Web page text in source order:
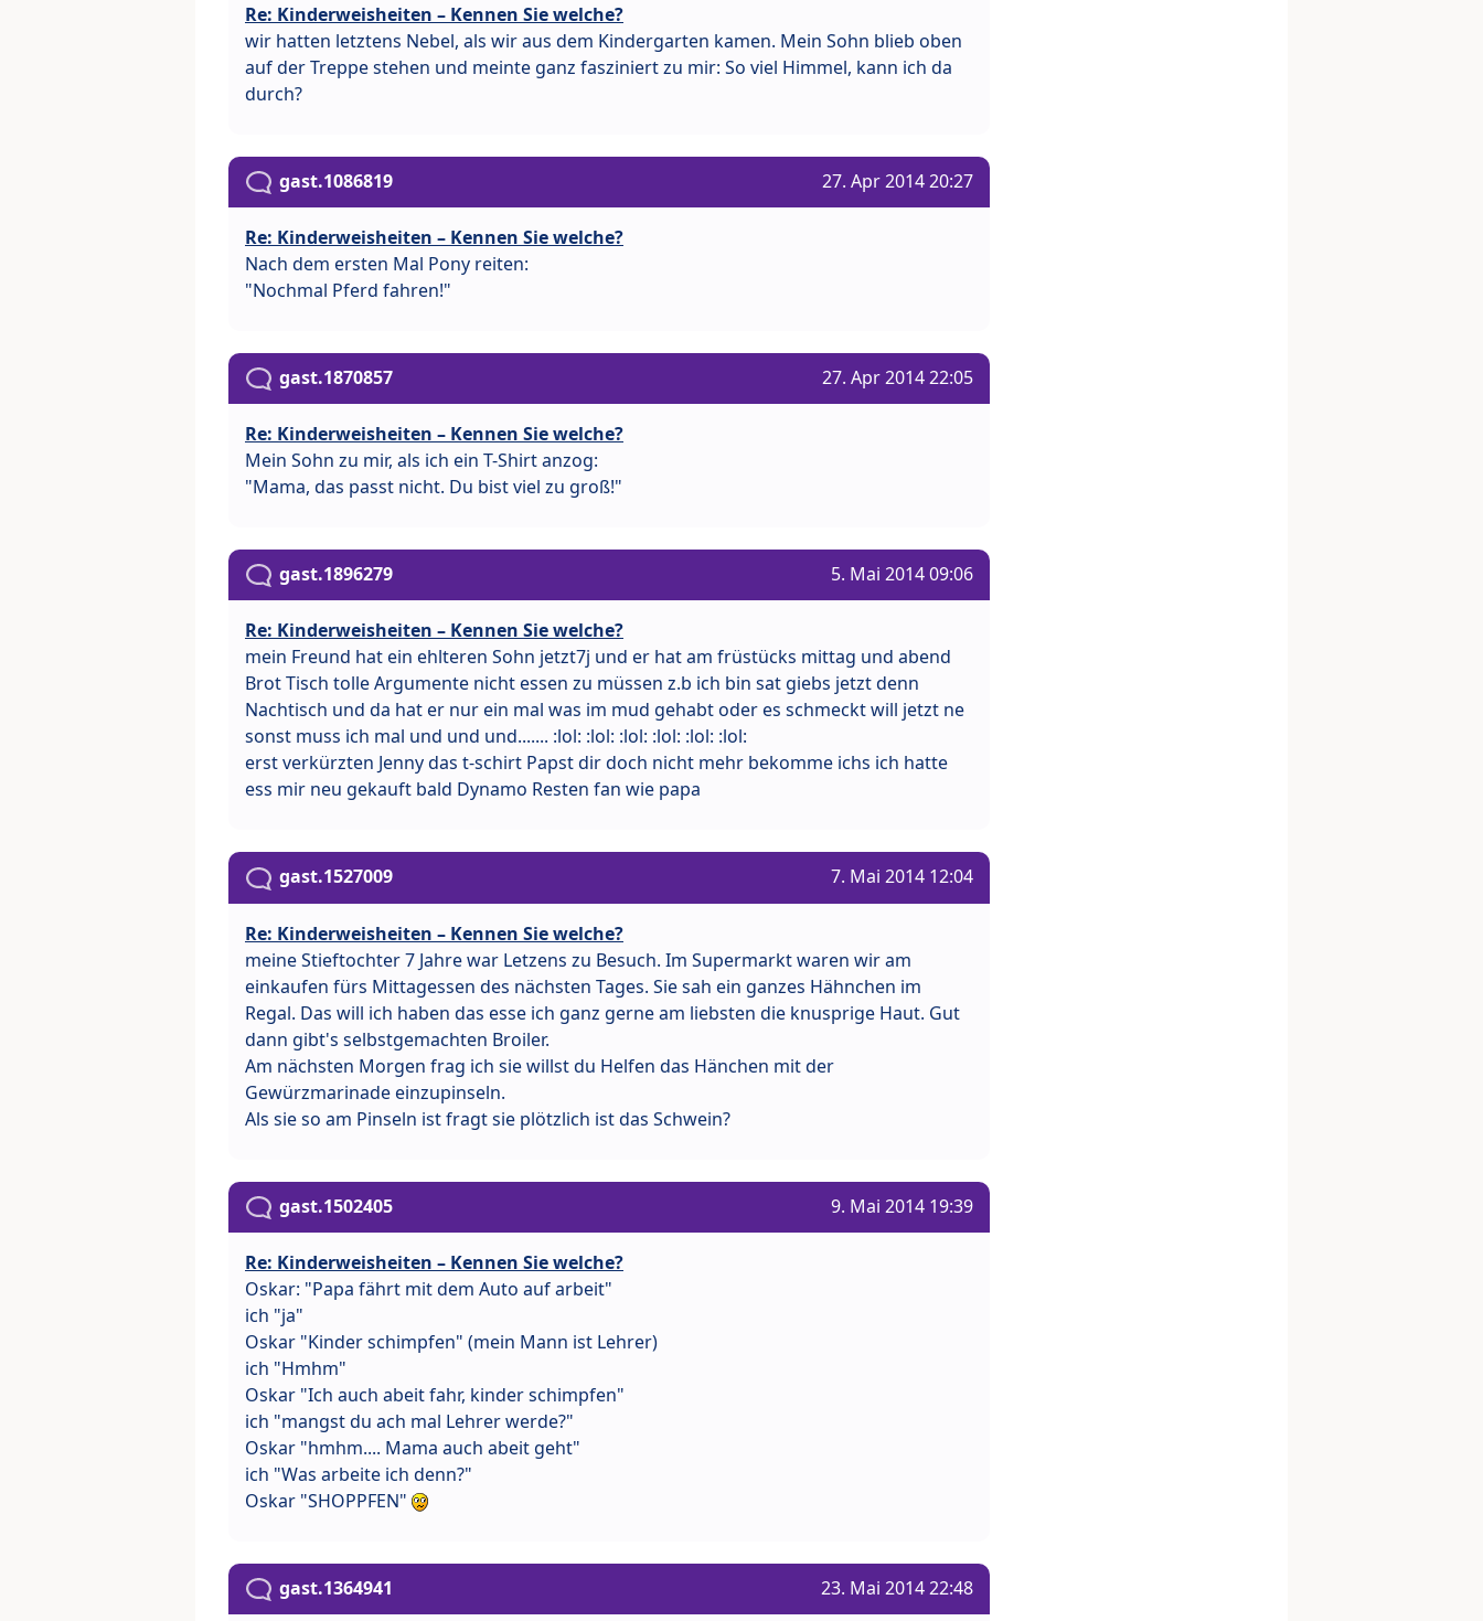
Re: Kinderweisheiten – Kennen Sie welche?
wir hatten letztens Nebel, als wir aus dem Kindergarten kamen. Mein Sohn blieb oben
auf der Treppe stehen und meinte ganz fasziniert zu mir: So viel Himmel, kann ich da
durch?
gast.1086819 27. Apr 2014 20:27
Re: Kinderweisheiten – Kennen Sie welche?
Nach dem ersten Mal Pony reiten:
"Nochmal Pferd fahren!"
gast.1870857 27. Apr 2014 22:05
Re: Kinderweisheiten – Kennen Sie welche?
Mein Sohn zu mir, als ich ein T-Shirt anzog:
"Mama, das passt nicht. Du bist viel zu groß!"
gast.1896279 5. Mai 2014 09:06
Re: Kinderweisheiten – Kennen Sie welche?
mein Freund hat ein ehlteren Sohn jetzt7j und er hat am früstücks mittag und abend
Brot Tisch tolle Argumente nicht essen zu müssen z.b ich bin sat giebs jetzt denn
Nachtisch und da hat er nur ein mal was im mud gehabt oder es schmeckt will jetzt ne
sonst muss ich mal und und und....... :lol: :lol: :lol: :lol: :lol: :lol:
erst verkürzten Jenny das t-schirt Papst dir doch nicht mehr bekomme ichs ich hatte
ess mir neu gekauft bald Dynamo Resten fan wie papa
gast.1527009 7. Mai 2014 12:04
Re: Kinderweisheiten – Kennen Sie welche?
meine Stieftochter 7 Jahre war Letzens zu Besuch. Im Supermarkt waren wir am
einkaufen fürs Mittagessen des nächsten Tages. Sie sah ein ganzes Hähnchen im
Regal. Das will ich haben das esse ich ganz gerne am liebsten die knusprige Haut. Gut
dann gibt's selbstgemachten Broiler.
Am nächsten Morgen frag ich sie willst du Helfen das Hänchen mit der
Gewürzmarinade einzupinseln.
Als sie so am Pinseln ist fragt sie plötzlich ist das Schwein?
gast.1502405 9. Mai 2014 19:39
Re: Kinderweisheiten – Kennen Sie welche?
Oskar: "Papa fährt mit dem Auto auf arbeit"
ich "ja"
Oskar "Kinder schimpfen" (mein Mann ist Lehrer)
ich "Hmhm"
Oskar "Ich auch abeit fahr, kinder schimpfen"
ich "mangst du ach mal Lehrer werde?"
Oskar "hmhm.... Mama auch abeit geht"
ich "Was arbeite ich denn?"
Oskar "SHOPPFEN"
gast.1364941 23. Mai 2014 22:48